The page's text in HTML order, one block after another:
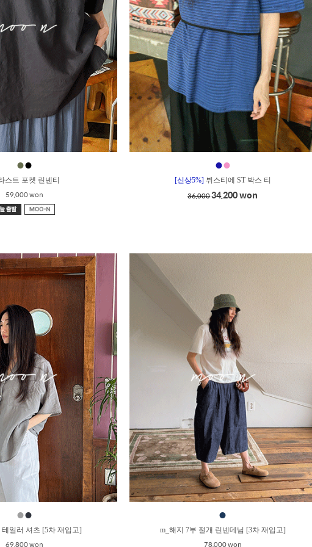
●●
스트 포켓 린넨티
59,000 won
●●
[신상5%] 뷔스티에 ST 박스 티
36,00034,200 won
●●
테일러 셔츠 [5차 재입고]
69,800 won
●
m_해지 7부 절개 린넨데님 [3차 재입고]
78,000 won